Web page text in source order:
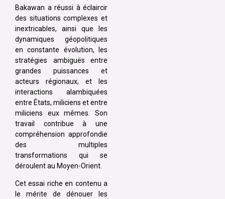
Bakawan a réussi à éclaircir
des situations complexes et
inextricables, ainsi que les
dynamiques géopolitiques
en constante évolution, les
stratégies ambiguës entre
grandes puissances et
acteurs régionaux, et les
interactions alambiquées
entre États, miliciens et entre
miliciens eux mêmes. Son
travail contribue à une
compréhension approfondie
des multiples
transformations qui se
déroulent au Moyen-Orient.
Cet essai riche en contenu a
le mérite de dénouer les